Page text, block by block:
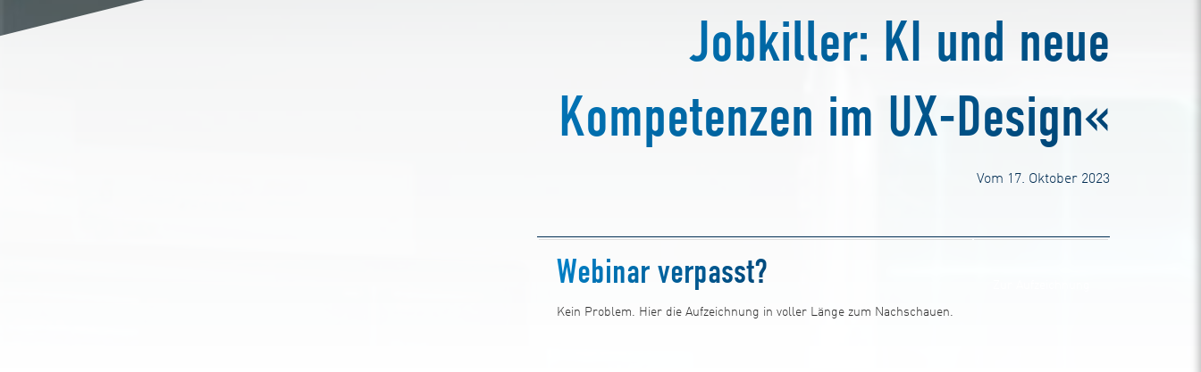
Jobkiller: KI und neue
Kompetenzen im UX-Design«
Vom 17. Oktober 2023
Webinar verpasst?
Kein Problem. Hier die Aufzeichnung in voller Länge zum Nachschauen.